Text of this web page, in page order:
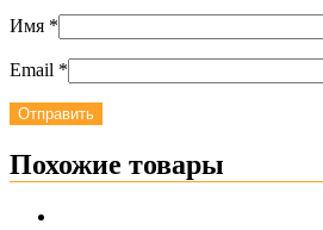
Имя *
Email *
Похожие товары